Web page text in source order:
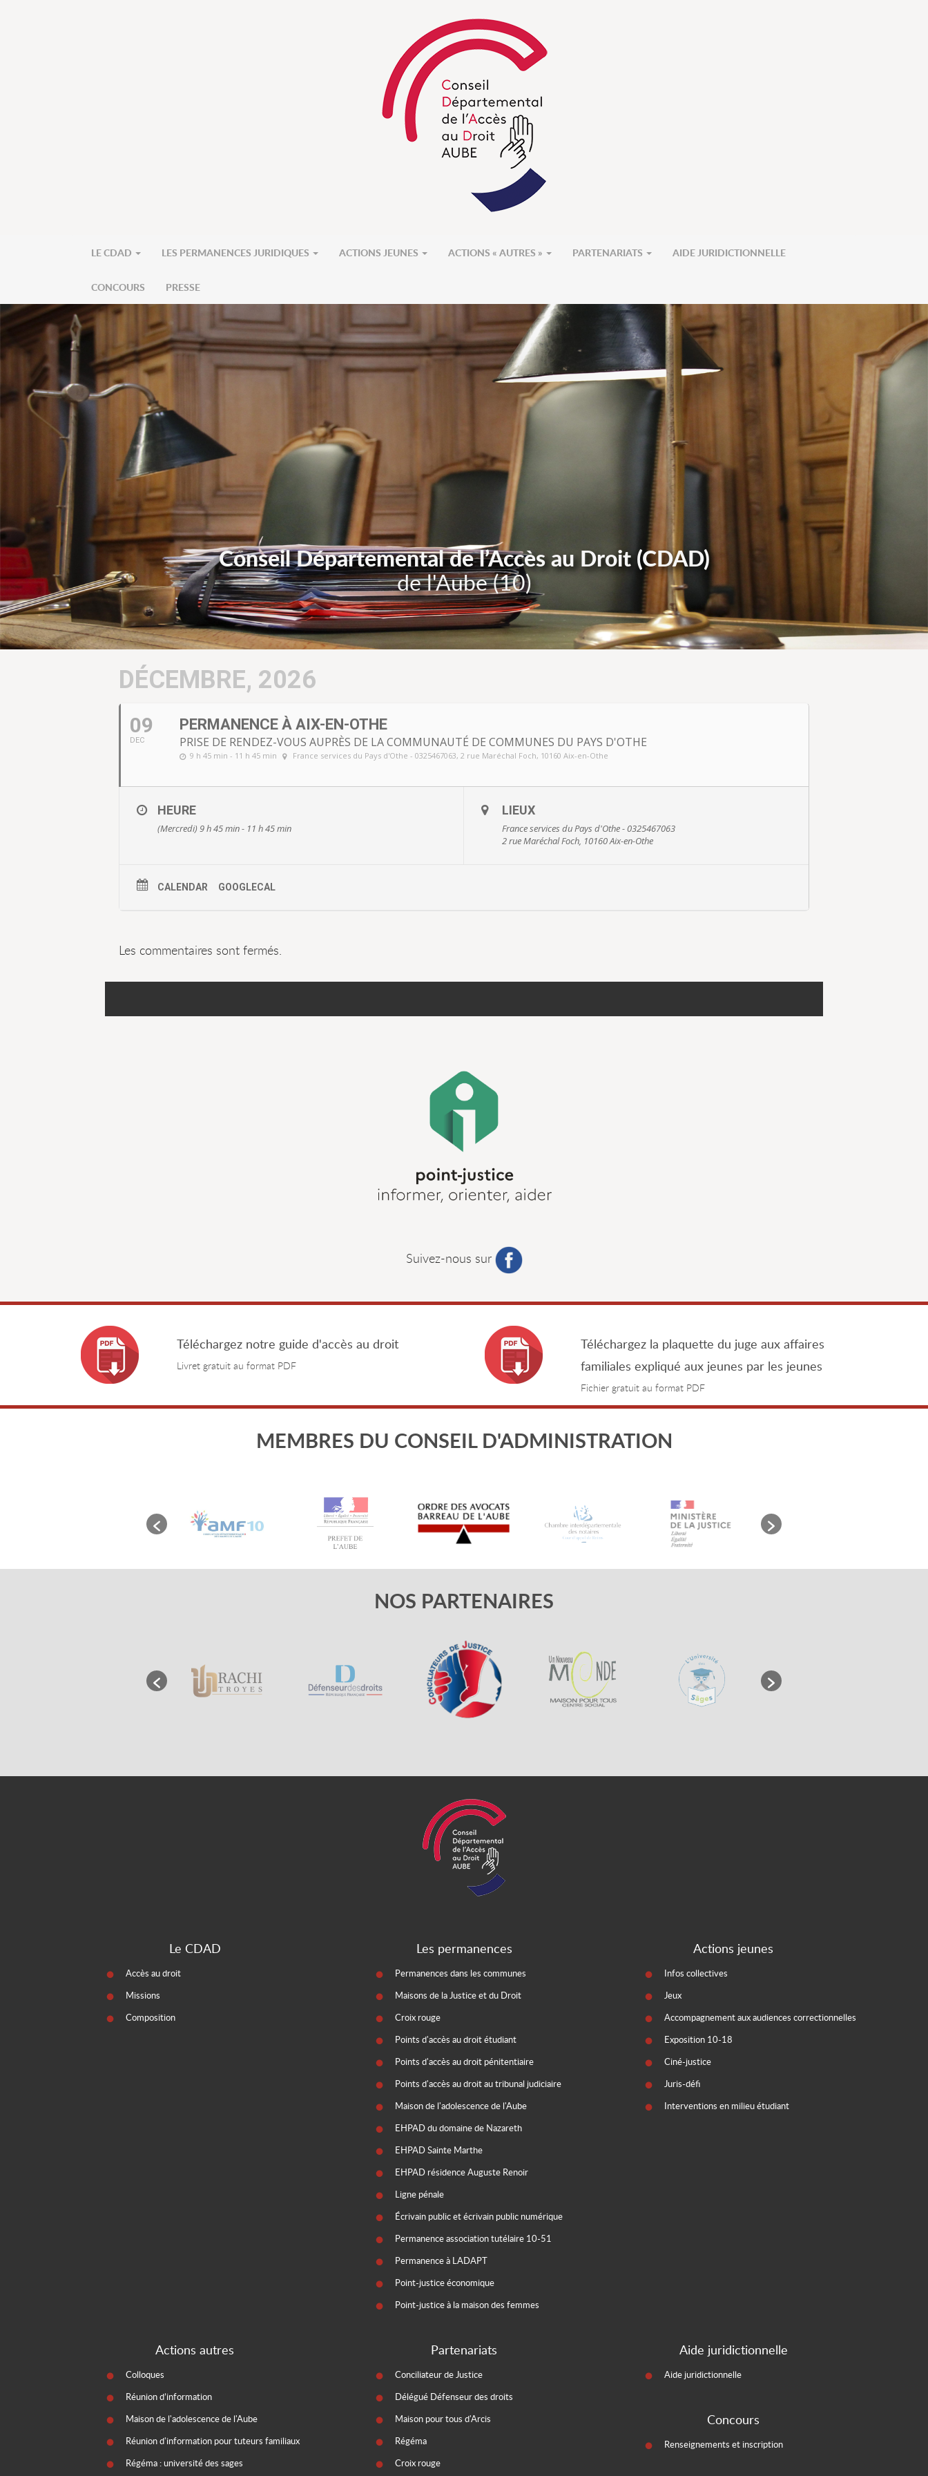
LE CDAD LES PERMANENCES JURIDIQUES ACTIONS JEUNES ACTIONS « AUTRES » PARTENARIATS AIDE JURIDICTIONNELLE
CONCOURS PRESSE
Conseil Départemental de l’Accès au Droit (CDAD)
de l'Aube (10)
DÉCEMBRE, 2026
09
DEC
PERMANENCE À AIX-EN-OTHE
PRISE DE RENDEZ-VOUS AUPRÈS DE LA COMMUNAUTÉ DE COMMUNES DU PAYS D'OTHE
9 h 45 min - 11 h 45 min France services du Pays d'Othe - 0325467063, 2 rue Maréchal Foch, 10160 Aix-en-Othe
HEURE
(Mercredi) 9 h 45 min - 11 h 45 min
LIEUX
France services du Pays d'Othe - 0325467063
2 rue Maréchal Foch, 10160 Aix-en-Othe
CALENDAR GOOGLECAL
Les commentaires sont fermés.
Suivez-nous sur
Téléchargez notre guide d'accès au droit
Livret gratuit au format PDF
Téléchargez la plaquette du juge aux affaires
familiales expliqué aux jeunes par les jeunes
Fichier gratuit au format PDF
MEMBRES DU CONSEIL D'ADMINISTRATION
NOS PARTENAIRES
Le CDAD
Accès au droit
Missions
Composition
Les permanences
Permanences dans les communes
Maisons de la Justice et du Droit
Croix rouge
Points d'accès au droit étudiant
Points d'accès au droit pénitentiaire
Points d'accès au droit au tribunal judiciaire
Maison de l'adolescence de l'Aube
EHPAD du domaine de Nazareth
EHPAD Sainte Marthe
EHPAD résidence Auguste Renoir
Ligne pénale
Écrivain public et écrivain public numérique
Permanence association tutélaire 10-51
Permanence à LADAPT
Point-justice économique
Point-justice à la maison des femmes
Actions jeunes
Infos collectives
Jeux
Accompagnement aux audiences correctionnelles
Exposition 10-18
Ciné-justice
Juris-défi
Interventions en milieu étudiant
Actions autres
Colloques
Réunion d’information
Maison de l'adolescence de l'Aube
Réunion d'information pour tuteurs familiaux
Régéma : université des sages
Partenariats
Conciliateur de Justice
Délégué Défenseur des droits
Maison pour tous d'Arcis
Régéma
Croix rouge
Aide juridictionnelle
Aide juridictionnelle
Concours
Renseignements et inscription